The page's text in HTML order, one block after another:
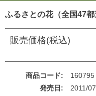
ふるさとの花（全国47
販売価格(税込)
商品コード
160795
発売日
2011/